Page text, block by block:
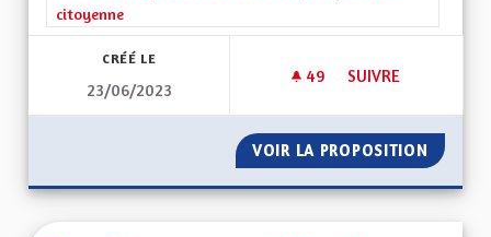
citoyenne
CRÉÉ LE
23/06/2023
49 49 ABONNÉS
SUIVRE
VOIR LA PROPOSITION